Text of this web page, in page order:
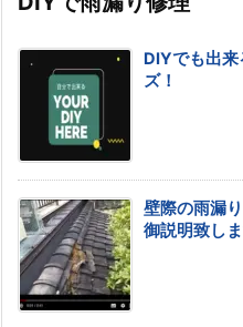
DIYでも出
ズ！
壁際の雨漏
御説明致しま